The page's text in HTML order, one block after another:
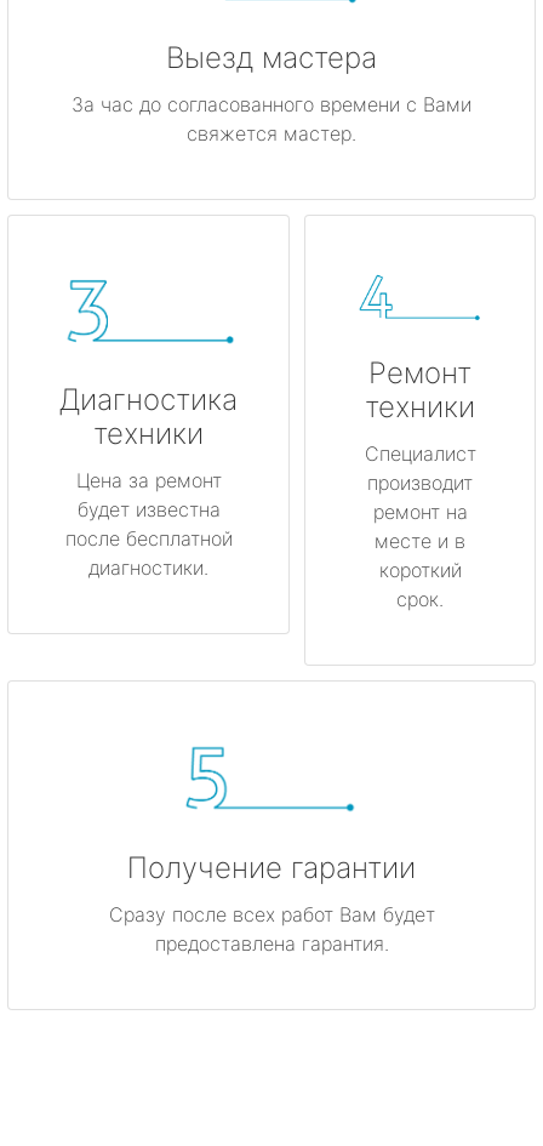
Выезд мастера
За час до согласованного времени с Вами
свяжется мастер.
Диагностика
техники
Цена за ремонт
будет известна
после бесплатной
диагностики.
Ремонт
техники
Специалист
производит
ремонт на
месте и в
короткий
срок.
Получение гарантии
Сразу после всех работ Вам будет
предоставлена гарантия.